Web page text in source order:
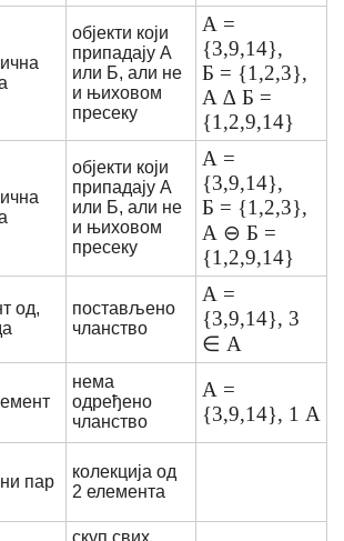
објекти који
припадају А
или Б, али не
и њиховом
пресеку
А =
{3,9,14},
Б = {1,2,3},
А ∆ Б =
{1,2,9,14}
објекти који
припадају А
или Б, али не
и њиховом
пресеку
А =
{3,9,14},
Б = {1,2,3},
А ⊖ Б =
{1,2,9,14}
од,
постављено
чланство
А =
{3,9,14}, 3
∈ А
нема
одређено
чланство
А =
{3,9,14}, 1 А
пар
колекција од
2 елемента
скуп свих